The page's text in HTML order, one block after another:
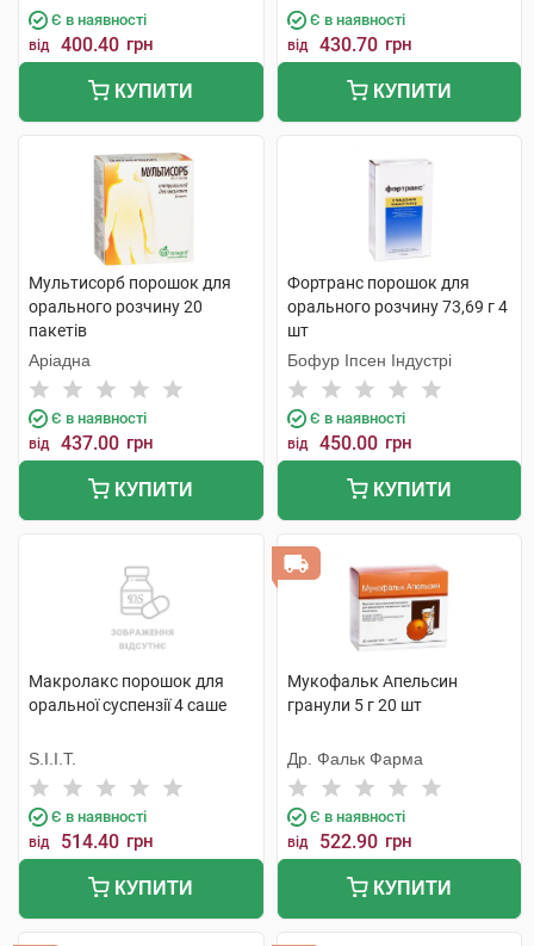
Є в наявності
від 400.40 грн
КУПИТИ
Є в наявності
від 430.70 грн
КУПИТИ
Мультисорб порошок для
орального розчину 20
пакетів
Аріадна
Є в наявності
від 437.00 грн
КУПИТИ
Фортранс порошок для
орального розчину 73,69 г 4
шт
Бофур Іпсен Індустрі
Є в наявності
від 450.00 грн
КУПИТИ
Макролакс порошок для
оральної суспензії 4 саше
S.I.I.T.
Є в наявності
від 514.40 грн
КУПИТИ
Мукофальк Апельсин
гранули 5 г 20 шт
Др. Фальк Фарма
Є в наявності
від 522.90 грн
КУПИТИ